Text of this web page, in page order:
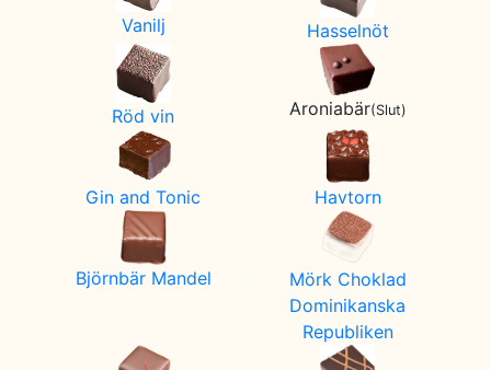
Vanilj Hasselnöt
Röd vin Aroniabär(Slut)
Gin and Tonic Havtorn
Björnbär Mandel
Mörk Choklad
Dominikanska
Republiken